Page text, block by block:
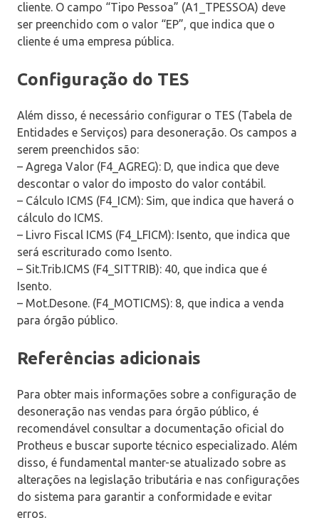
cliente. O campo “Tipo Pessoa” (A1_TPESSOA) deve
ser preenchido com o valor “EP”, que indica que o
cliente é uma empresa pública.
Configuração do TES
Além disso, é necessário configurar o TES (Tabela de
Entidades e Serviços) para desoneração. Os campos a
serem preenchidos são:
– Agrega Valor (F4_AGREG): D, que indica que deve
descontar o valor do imposto do valor contábil.
– Cálculo ICMS (F4_ICM): Sim, que indica que haverá o
cálculo do ICMS.
– Livro Fiscal ICMS (F4_LFICM): Isento, que indica que
será escriturado como Isento.
– Sit.Trib.ICMS (F4_SITTRIB): 40, que indica que é
Isento.
– Mot.Desone. (F4_MOTICMS): 8, que indica a venda
para órgão público.
Referências adicionais
Para obter mais informações sobre a configuração de
desoneração nas vendas para órgão público, é
recomendável consultar a documentação oficial do
Protheus e buscar suporte técnico especializado. Além
disso, é fundamental manter-se atualizado sobre as
alterações na legislação tributária e nas configurações
do sistema para garantir a conformidade e evitar
erros.